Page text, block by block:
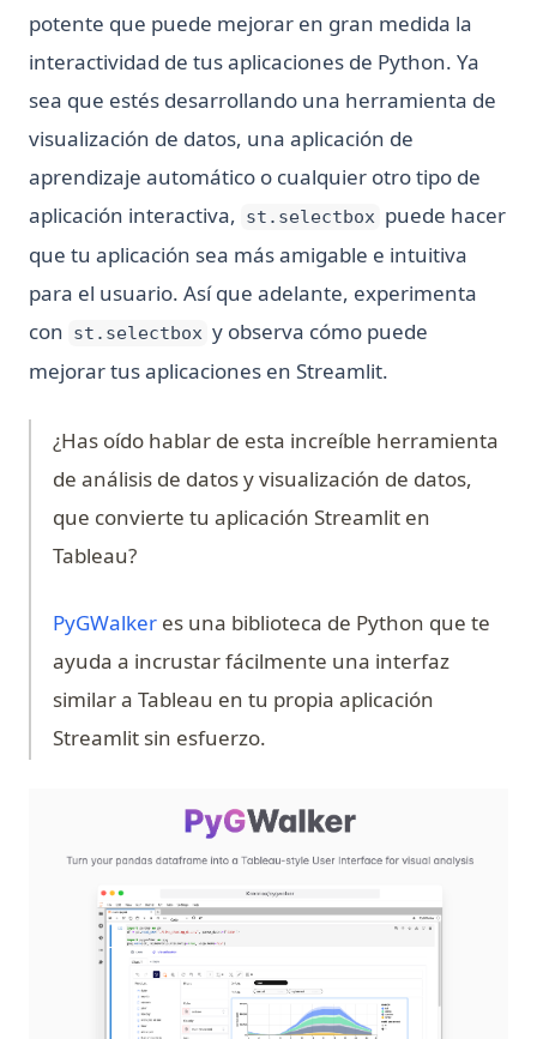
potente que puede mejorar en gran medida la
interactividad de tus aplicaciones de Python. Ya
sea que estés desarrollando una herramienta de
visualización de datos, una aplicación de
aprendizaje automático o cualquier otro tipo de
aplicación interactiva, st.selectbox puede hacer
que tu aplicación sea más amigable e intuitiva
para el usuario. Así que adelante, experimenta
con st.selectbox y observa cómo puede
mejorar tus aplicaciones en Streamlit.
¿Has oído hablar de esta increíble herramienta
de análisis de datos y visualización de datos,
que convierte tu aplicación Streamlit en
Tableau?
PyGWalker(opens in a new tab)
es una biblioteca de Python que te
ayuda a incrustar fácilmente una interfaz
similar a Tableau en tu propia aplicación
Streamlit sin esfuerzo.